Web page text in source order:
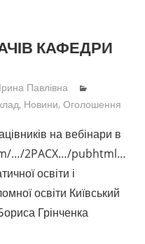
КАФЕДРИ
Павлівна
, Новини, Оголошення
на вебінари в
…/2PACX…/pubhtml…
освіти і
освіти Київський
Грінченка